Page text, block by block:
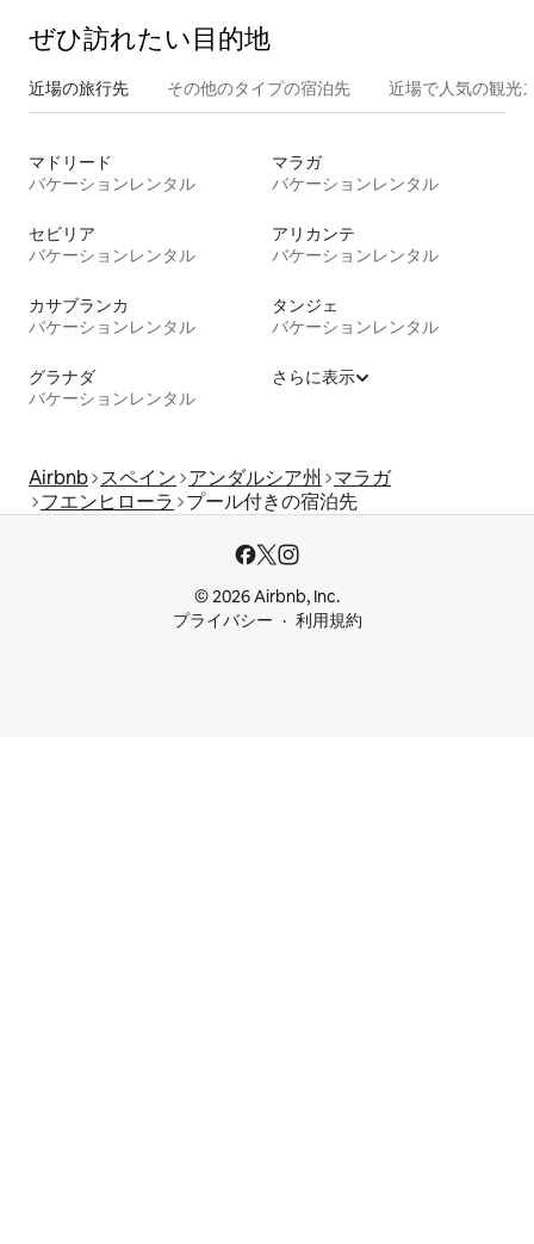
ぜひ訪⁠れ⁠た⁠い目⁠的⁠地
近場の旅行先 その他のタ⁠イ⁠プ⁠の宿⁠泊⁠先 近場で人気の観光
マドリード
バケーションレンタル
マラガ
バケーションレンタル
セビリア
バケーションレンタル
アリカンテ
バケーションレンタル
カサブランカ
バケーションレンタル
タンジェ
バケーションレンタル
グラナダ
バケーションレンタル
さらに表示
Airbnb スペイン アンダルシア州
マラガ
フエンヒローラ
プール付きの宿泊先
© 2026 Airbnb, Inc.
プライバシー
利用規約